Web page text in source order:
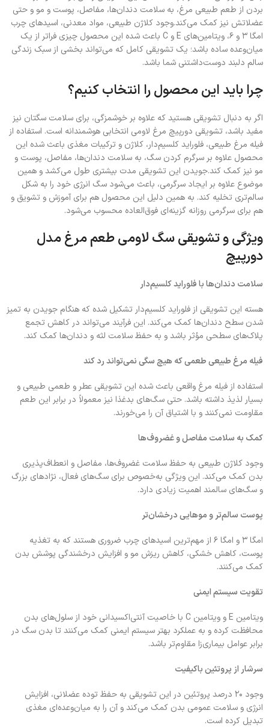
بردن از طعم طبیعی مرغ، به سلامت دندان‌ها، مفاصل، پوست و مو و حتی
عضلاتش نیز کمک می‌کند.وجود کلاژن طبیعی، مواد معدنی، اسیدهای چرب
امگا ۳ و ۶، ویتامین‌های E و C باعث شده این محصول چیزی فراتر از یک
میان‌وعده ساده باشد؛ یک تشویقی کامل که می‌تواند بخشی از سبک زندگی
سالم دلبند دوست‌داشتنی شما باشد.
چرا باید این محصول را انتخاب کنیم؟
اگر به دنبال تشویقی هستید که علاوه بر خوشمزگی، برای سلامت سگتان نیز
مفید باشد، تشویقی دورپیچ مرغ لاومی انتخابی هوشمندانه است. استفاده از
فیله مرغ طبیعی، فلوراید کلسیم‌دار، کلاژن و ترکیبات مغذی باعث شده این
محصول علاوه بر سرگرم کردن سگ، به سلامت دندان‌ها، مفاصل، پوست و
مو نیز کمک کند.جویدن این تشویقی مدت بیشتری طول می‌کشد و همین
موضوع علاوه بر ایجاد سرگرمی، باعث می‌شود سگ انرژی خود را به شکل
سالم‌تری تخلیه کند. به همین دلیل این محصول هم برای آموزش و تشویق و
هم برای سرگرمی روزانه گزینه‌ای فوق‌العاده محسوب می‌شود.
ویژگی و تشویقی سگ لاومی طعم مرغ مدل
دورپیچ
سلامت دندان‌ها با فلوراید کلسیم‌دار
هسته این تشویقی از فلوراید کلسیم‌دار تشکیل شده که هنگام جویدن به تمیز
شدن سطح دندان‌ها کمک می‌کند. این فرآیند می‌تواند در کاهش تجمع
پلاک‌های سطحی مؤثر باشد و به حفظ سلامت لثه و دندان‌ها کمک کند.
فیله مرغ طبیعی طعمی که هیچ سگی نمی‌تواند رد کند
استفاده از فیله مرغ واقعی باعث شده این تشویقی عطر و طعمی طبیعی و
بسیار لذیذ داشته باشد. حتی سگ‌های بدغذا نیز معمولاً در برابر این طعم
مقاومت نمی‌کنند و با اشتیاق آن را می‌خورند.
کمک به سلامت مفاصل و غضروف‌ها
وجود کلاژن طبیعی به حفظ سلامت غضروف‌ها، مفاصل و انعطاف‌پذیری
بدن کمک می‌کند. این ویژگی به‌خصوص برای سگ‌های فعال، نژادهای بزرگ
و سگ‌های سالمند اهمیت زیادی دارد.
پوست سالم‌تر و موهایی درخشان‌تر
امگا ۳ و امگا ۶ از مهم‌ترین اسیدهای چرب ضروری هستند که به تغذیه
پوست، کاهش خشکی، کاهش ریزش مو و افزایش درخشندگی پوشش بدن
کمک می‌کنند.
تقویت سیستم ایمنی
ویتامین E و ویتامین C با خاصیت آنتی‌اکسیدانی خود از سلول‌های بدن
محافظت کرده و به عملکرد بهتر سیستم ایمنی کمک می‌کنند تا بدن سگ در
برابر عوامل بیماری‌زا مقاوم‌تر باشد.
سرشار از پروتئین باکیفیت
وجود ۲۰ درصد پروتئین در این تشویقی به حفظ توده عضلانی، افزایش
انرژی و سلامت عمومی بدن کمک می‌کند و آن را به میان‌وعده‌ای مغذی
تبدیل کرده است.